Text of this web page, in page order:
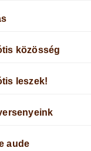
közösség
leszek!
aude